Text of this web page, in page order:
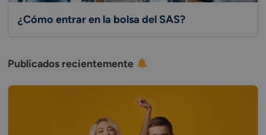
¿Cómo entrar en la bolsa del SAS?
Publicados recientemente